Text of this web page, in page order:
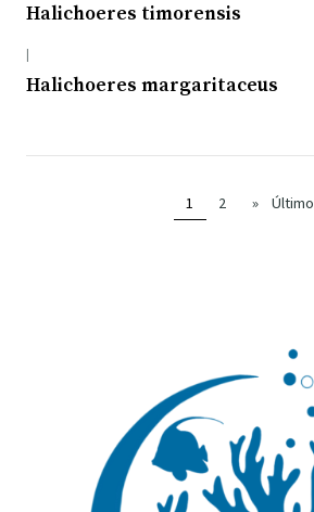
Halichoeres timorensis
|
Halichoeres margaritaceus
1 2 » Último